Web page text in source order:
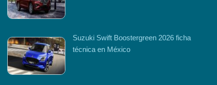
Suzuki Swift Boostergreen 2026 ficha
técnica en México